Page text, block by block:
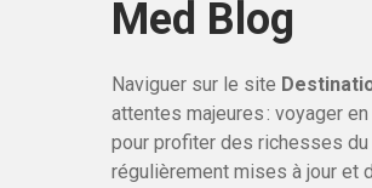
Med Blog
Naviguer sur le site
attentes majeures : voyager
pour profiter des richesses
régulièrement mises à jour et